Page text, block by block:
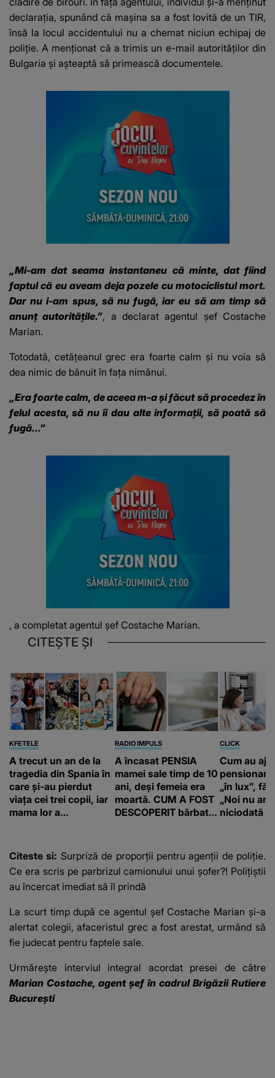
declarația, spunând că mașina sa a fost lovită de un TIR,
însă la locul accidentului nu a chemat niciun echipaj de
poliție. A menționat că a trimis un e-mail autorităților din
Bulgaria și așteaptă să primească documentele.
„Mi-am dat seama instantaneu că minte, dat fiind
faptul că eu aveam deja pozele cu motociclistul mort.
Dar nu i-am spus, să nu fugă, iar eu să am timp să
anunț autoritățile.”, a declarat agentul șef Costache
Marian.
Totodată, cetățeanul grec era foarte calm și nu voia să
dea nimic de bănuit în fața nimănui.
„Era foarte calm, de aceea m-a și făcut să procedez în
felul acesta, să nu îi dau alte informații, să poată să
fugă...”
, a completat agentul șef Costache Marian.
CITEȘTE ȘI
KFETELE
A trecut un an de la
tragedia din Spania în
care și-au pierdut
viața cei trei copii, iar
mama lor a…
RADIO IMPULS
A încasat PENSIA
mamei sale timp de 10
ani, deși femeia era
moartă. CUM A FOST
DESCOPERIT bărbatul
banii obținuți? SUMA
E COLOSALĂ
CLICK
Cum au
pensionari
„în lux”,
„Noi nu
niciodată
Citeste si: Surpriză de proporții pentru agenții de poliție.
Ce era scris pe parbrizul camionului unui șofer?! Polițiștii
au încercat imediat să îl prindă
La scurt timp după ce agentul șef Costache Marian și-a
alertat colegii, afaceristul grec a fost arestat, urmând să
fie judecat pentru faptele sale.
Urmărește interviul integral acordat presei de către
Marian Costache, agent șef în cadrul Brigăzii Rutiere
București